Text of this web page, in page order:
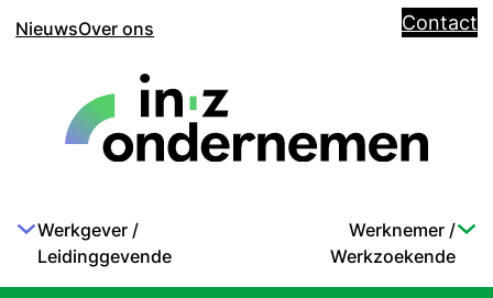
Werkgever /
Leidinggevende
Werknemer /
Werkzoekende
NieuwsOver ons Contact